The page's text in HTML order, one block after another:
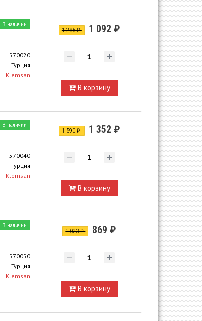
В наличии
570020
Турция
Klemsan
1 285 ₽ 1 092 ₽
В корзину
В наличии
570040
Турция
Klemsan
1 590 ₽ 1 352 ₽
В корзину
В наличии
570050
Турция
Klemsan
1 023 ₽ 869 ₽
В корзину